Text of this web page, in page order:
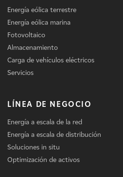
Energía eólica terrestre
Energía eólica marina
Fotovoltaico
Almacenamiento
Carga de vehículos eléctricos
Servicios
LÍNEA DE NEGOCIO
Energía a escala de la red
Energía a escala de distribución
Soluciones in situ
Optimización de activos